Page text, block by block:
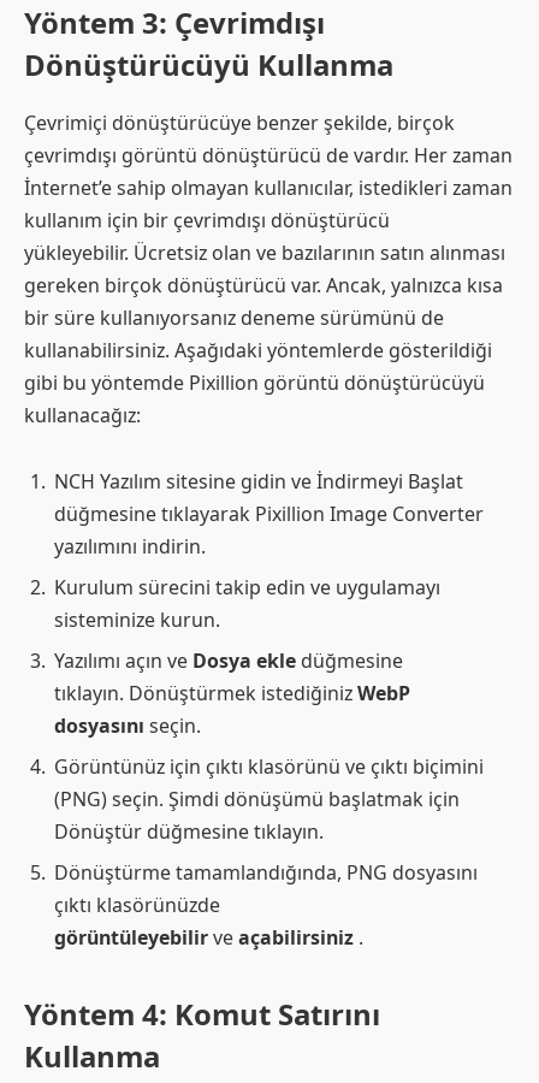
Yöntem 3: Çevrimdışı
Dönüştürücüyü Kullanma
Çevrimiçi dönüştürücüye benzer şekilde, birçok
çevrimdışı görüntü dönüştürücü de vardır. Her zaman
İnternet’e sahip olmayan kullanıcılar, istedikleri zaman
kullanım için bir çevrimdışı dönüştürücü
yükleyebilir. Ücretsiz olan ve bazılarının satın alınması
gereken birçok dönüştürücü var. Ancak, yalnızca kısa
bir süre kullanıyorsanız deneme sürümünü de
kullanabilirsiniz. Aşağıdaki yöntemlerde gösterildiği
gibi bu yöntemde Pixillion görüntü dönüştürücüyü
kullanacağız:
NCH ​​Yazılım sitesine gidin ve İndirmeyi Başlat
düğmesine tıklayarak Pixillion Image Converter
yazılımını indirin.
Kurulum sürecini takip edin ve uygulamayı
sisteminize kurun.
Yazılımı açın ve Dosya ekle düğmesine
tıklayın. Dönüştürmek istediğinizWebP
dosyasını seçin.
Görüntünüz için çıktı klasörünü ve çıktı biçimini
(PNG) seçin. Şimdi dönüşümü başlatmak için
Dönüştür düğmesine tıklayın.
Dönüştürme tamamlandığında, PNG dosyasını
çıktı klasörünüzde
görüntüleyebilirveaçabilirsiniz .
Yöntem 4: Komut Satırını
Kullanma